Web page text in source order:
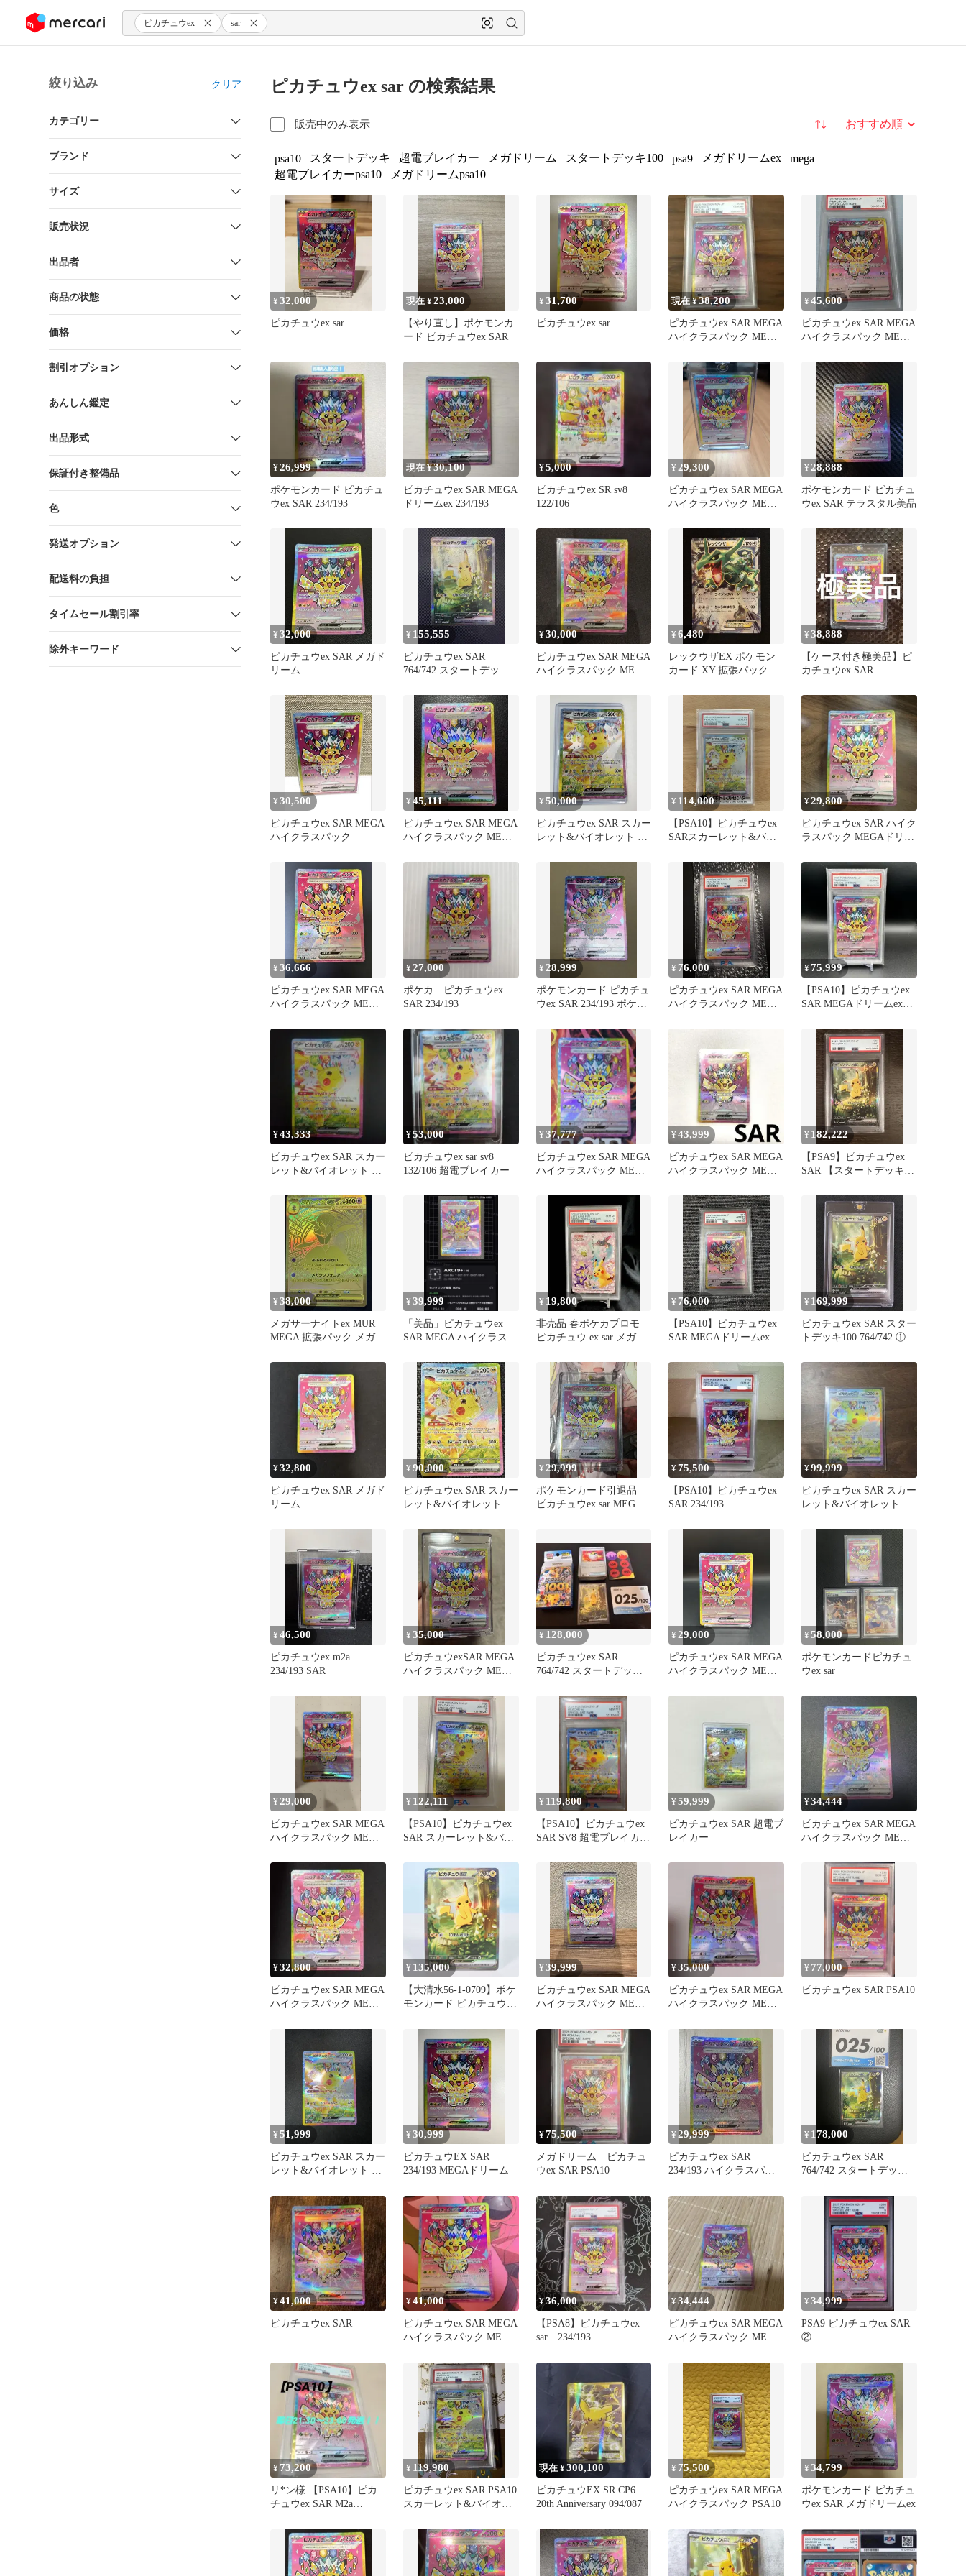
ツにスキップ ピカチュウex sar
絞り込み クリア
カテゴリー
ブランド
サイズ
販売状況
出品者
商品の状態
価格
割引オプション
あんしん鑑定
出品形式
保証付き整備品
色
発送オプション
配送料の負担
タイムセール割引率
除外キーワード
ピカチュウex sar の検索結果
販売中のみ表示 並び替え
psa10 スタートデッキ 超電ブレイカー メガドリーム スタートデッキ100 psa9 メガドリームex
mega
超電ブレイカーpsa10
メガドリームpsa10
¥32,000
ピカチュウex sar
現在 ¥23,000
【やり直し】ポケモンカ
ード ピカチュウex SAR
¥31,700
ピカチュウex sar
現在 ¥38,200
ピカチュウex SAR MEGA
ハイクラスパック MEGA
¥45,600
ピカチュウex SAR MEGA
ハイクラスパック MEGA
¥26,999
ポケモンカード ピカチュ
ウex SAR 234/193
現在 ¥30,100
ピカチュウex SAR MEGA
ドリームex 234/193
¥5,000
ピカチュウex SR sv8
122/106
¥ 29,300
ピカチュウex SAR MEGA
ハイクラスパック MEGA
¥ 28,888
ポケモンカード ピカチュ
ウex SAR テラスタル美品
¥32,000
ピカチュウex SAR メガド
リーム
¥ 155,555
ピカチュウex SAR
764/742 スタートデッキ
¥30,000
ピカチュウex SAR MEGA
ハイクラスパック MEGA
¥6,480
レックウザEX ポケモン
カード XY 拡張パック
¥38,888
【ケース付き極美品】ピ
カチュウex SAR
¥30,500
ピカチュウex SAR MEGA
ハイクラスパック
¥45,111
ピカチュウex SAR MEGA
ハイクラスパック MEGA
¥50,000
ピカチュウex SAR スカー
レット&バイオレット 拡
ー…
¥ 114,000
【PSA10】ピカチュウex
SARスカーレット&バイ
¥29,800
ピカチュウex SAR ハイク
ラスパック MEGAドリー
¥36,666
ピカチュウex SAR MEGA
ハイクラスパック MEGA
¥27,000
ポケカ ピカチュウex
SAR 234/193
¥ 28,999
ポケモンカード ピカチュ
ウex SAR 234/193 ポケカ
¥ 76,000
ピカチュウex SAR MEGA
ハイクラスパック MEGA
¥75,999
【PSA10】ピカチュウex
SAR MEGAドリームex
¥43,333
ピカチュウex SAR スカー
レット&バイオレット 拡
ー…
¥53,000
ピカチュウex sar sv8
132/106 超電ブレイカー
¥37,777
ピカチュウex SAR MEGA
ハイクラスパック MEGA
¥43,999
ピカチュウex SAR MEGA
ハイクラスパック MEGA
¥ 182,222
【PSA9】ピカチュウex
SAR 【スタートデッキ
¥38,000
メガサーナイトex MUR
MEGA 拡張パック メガシ
¥39,999
「美品」ピカチュウex
SAR MEGA ハイクラスパ
¥ 19,800
非売品 春ポケカプロモ
ピカチュウ ex sar メガリ
¥ 76,000
【PSA10】ピカチュウex
SAR MEGAドリームex
¥ 169,999
ピカチュウex SAR スター
トデッキ100 764/742 ①
¥32,800
ピカチュウex SAR メガド
リーム
¥90,000
ピカチュウex SAR スカー
レット&バイオレット 拡
ー…
¥ 29,999
ポケモンカード引退品
ピカチュウex sar MEGA
¥75,500
【PSA10】ピカチュウex
SAR 234/193
¥99,999
ピカチュウex SAR スカー
レット&バイオレット 拡
ー…
¥46,500
ピカチュウex m2a
234/193 SAR
¥35,000
ピカチュウexSAR MEGA
ハイクラスパック MEGA
¥ 128,000
ピカチュウex SAR
764/742 スタートデッキ
¥ 29,000
ピカチュウex SAR MEGA
ハイクラスパック MEGA
¥58,000
ポケモンカードピカチュ
ウex sar
¥ 29,000
ピカチュウex SAR MEGA
ハイクラスパック MEGA
¥ 122,111
【PSA10】ピカチュウex
SAR スカーレット&バイ
¥ 119,800
【PSA10】ピカチュウex
SAR SV8 超電ブレイカー
¥59,999
ピカチュウex SAR 超電ブ
レイカー
¥34,444
ピカチュウex SAR MEGA
ハイクラスパック MEGA
¥32,800
ピカチュウex SAR MEGA
ハイクラスパック MEGA
¥ 135,000
【大清水56-1-0709】ポケ
モンカード ピカチュウex
¥39,999
ピカチュウex SAR MEGA
ハイクラスパック MEGA
¥35,000
ピカチュウex SAR MEGA
ハイクラスパック MEGA
¥ 77,000
ピカチュウex SAR PSA10
¥51,999
ピカチュウex SAR スカー
レット&バイオレット 拡
¥30,999
ピカチュウEX SAR
234/193 MEGAドリーム
¥75,500
メガドリーム ピカチュ
ウex SAR PSA10
¥29,999
ピカチュウex SAR
234/193 ハイクラスパッ
¥ 178,000
ピカチュウex SAR
764/742 スタートデッキ
¥41,000
ピカチュウex SAR
¥41,000
ピカチュウex SAR MEGA
ハイクラスパック MEGA
¥36,000
【PSA8】ピカチュウex
sar 234/193
¥34,444
ピカチュウex SAR MEGA
ハイクラスパック MEGA
¥34,999
PSA9 ピカチュウex SAR
②
¥73,200
リ*ン様 【PSA10】ピカ
チュウex SAR M2a
¥ 119,980
ピカチュウex SAR PSA10
スカーレット&バイオレ
現在 ¥300,100
ピカチュウEX SR CP6
20th Anniversary 094/087
¥ 75,500
ピカチュウex SAR MEGA
ハイクラスパック PSA10
¥34,799
ポケモンカード ピカチュ
ウex SAR メガドリームex